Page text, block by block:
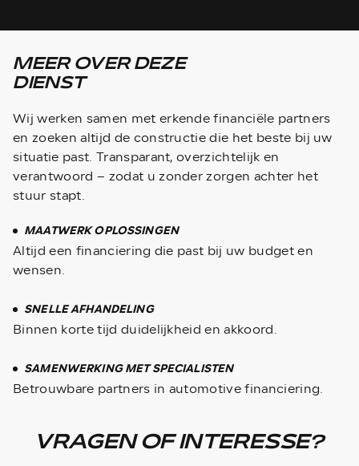
MEER OVER DEZE
DIENST
Wij werken samen met erkende financiële partners
en zoeken altijd de constructie die het beste bij uw
situatie past. Transparant, overzichtelijk en
verantwoord – zodat u zonder zorgen achter het
stuur stapt.
MAATWERK OPLOSSINGEN
Altijd een financiering die past bij uw budget en
wensen.
SNELLE AFHANDELING
Binnen korte tijd duidelijkheid en akkoord.
SAMENWERKING MET SPECIALISTEN
Betrouwbare partners in automotive financiering.
VRAGEN OF INTERESSE?